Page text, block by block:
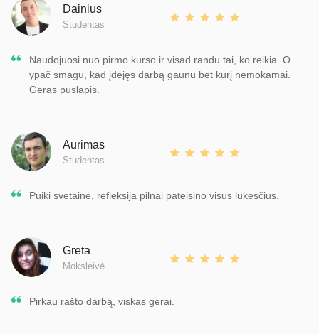
Dainius
Studentas
Naudojuosi nuo pirmo kurso ir visad randu tai, ko reikia. O
ypač smagu, kad įdėjęs darbą gaunu bet kurį nemokamai.
Geras puslapis.
Aurimas
Studentas
Puiki svetainė, refleksija pilnai pateisino visus lūkesčius.
Greta
Moksleivė
Pirkau rašto darbą, viskas gerai.